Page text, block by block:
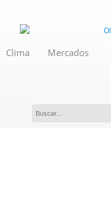
Clima Mercados